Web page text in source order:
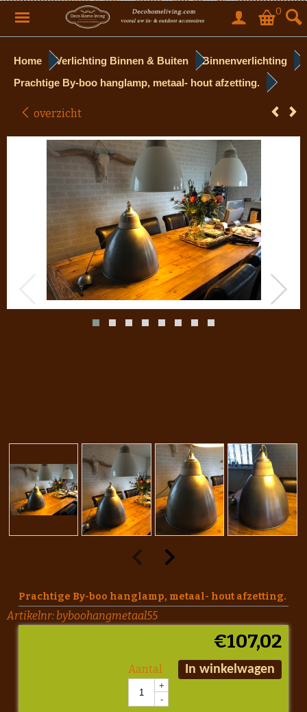
0
Home Verlichting Binnen & Buiten
Binnenverlichting
Prachtige By-boo hanglamp, metaal- hout afzetting.
overzicht
Prachtige By-boo hanglamp, metaal- hout afzetting.
Artikelnr: byboohangmetaal55
€107,02
Aantal
+
-
In winkelwagen